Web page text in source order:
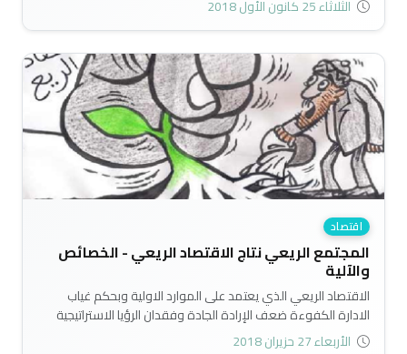
الثلاثاء 25 كانون الأول 2018
اقتصاد
المجتمع الريعي نتاج الاقتصاد الريعي - الخصائص
والآلية
الاقتصاد الريعي الذي يعتمد على الموارد الاولية وبحكم غياب
الادارة الكفوءة ضعف الإرادة الجادة وفقدان الرؤيا الاستراتيجية
لمستقبل الاقتصاد سيولد بالضرورة مجتمعاً ريعياً تابعاً..
الأربعاء 27 حزيران 2018